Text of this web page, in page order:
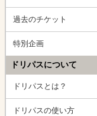
過去のチケット
特別企画
ドリパスについて
ドリパスとは？
ドリパスの使い方